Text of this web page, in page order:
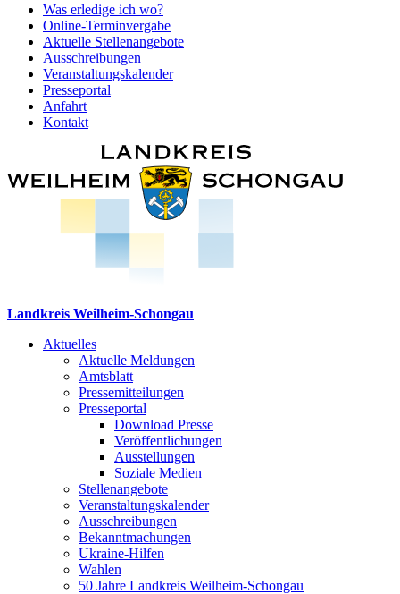
Was erledige ich wo?
Online-Terminvergabe
Aktuelle Stellenangebote
Ausschreibungen
Veranstaltungskalender
Presseportal
Anfahrt
Kontakt
Landkreis Weilheim-Schongau
Aktuelles
Aktuelle Meldungen
Amtsblatt
Pressemitteilungen
Presseportal
Download Presse
Veröffentlichungen
Ausstellungen
Soziale Medien
Stellenangebote
Veranstaltungskalender
Ausschreibungen
Bekanntmachungen
Ukraine-Hilfen
Wahlen
50 Jahre Landkreis Weilheim-Schongau